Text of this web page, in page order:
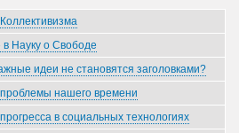
Науку о Свободе
идеи не становятся заголовками?
нашего времени
в социальных технологиях